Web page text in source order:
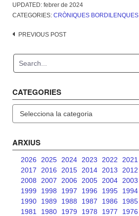
UPDATED: febrer de 2024
CATEGORIES: CRÒNIQUES BORDILENQUES
Post
PREVIOUS POST
CATEGORIES
ARXIUS
2026 2025 2024 2023 2022 2021
2017
2016 2015 2014 2013 2012
2008
2007 2006 2005 2004 2003
1999
1998 1997 1996 1995 1994
1990
1989 1988 1987 1986 1985
1981
1980 1979 1978 1977 1976